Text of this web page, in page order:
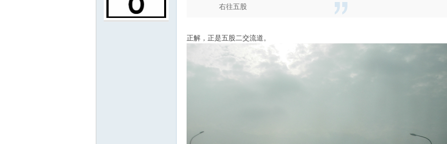
右往五股
正解，正是五股二交流道。